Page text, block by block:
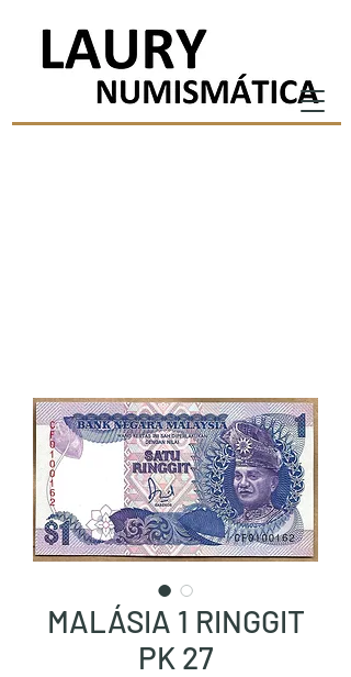
MALÁSIA 1 RINGGIT
PK 27